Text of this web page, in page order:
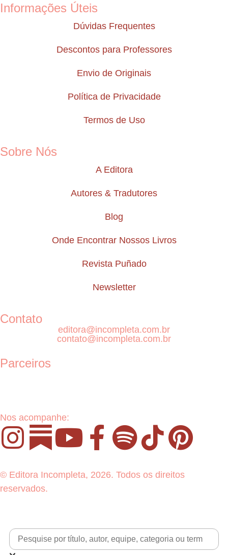
Informações Úteis
Dúvidas Frequentes
Descontos para Professores
Envio de Originais
Política de Privacidade
Termos de Uso
Sobre Nós
A Editora
Autores & Tradutores
Blog
Onde Encontrar Nossos Livros
Revista Puñado
Newsletter
Contato
editora@incompleta.com.br
contato@incompleta.com.br
Parceiros
Nos acompanhe:
© Editora Incompleta, 2026. Todos os direitos
reservados.